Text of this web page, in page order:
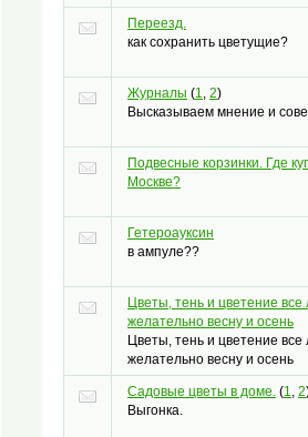
Переезд.
как сохранить цветущие?
Журналы (1, 2)
Высказываем мнение и
Подвесные корзинки. Где
Москве?
Гетероауксин
в ампуле??
Цветы, тень и цветение все
желательно весну и осень
Цветы, тень и цветение все
желательно весну и осень
Садовые цветы в доме. (1, 2
Выгонка.